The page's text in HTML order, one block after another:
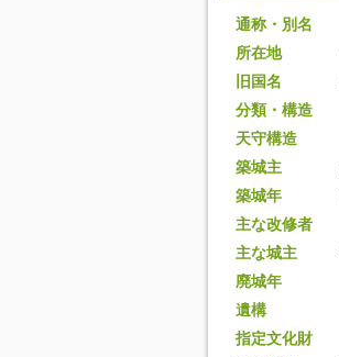
通称・別名
所在地
旧国名
分類・構造
天守構造
築城主
築城年
主な改修者
主な城主
廃城年
遺構
指定文化財